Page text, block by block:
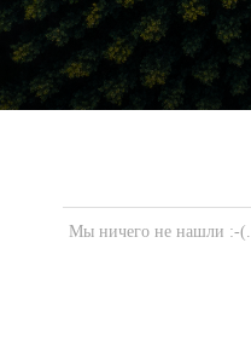
Мы ничего не нашли :-(.